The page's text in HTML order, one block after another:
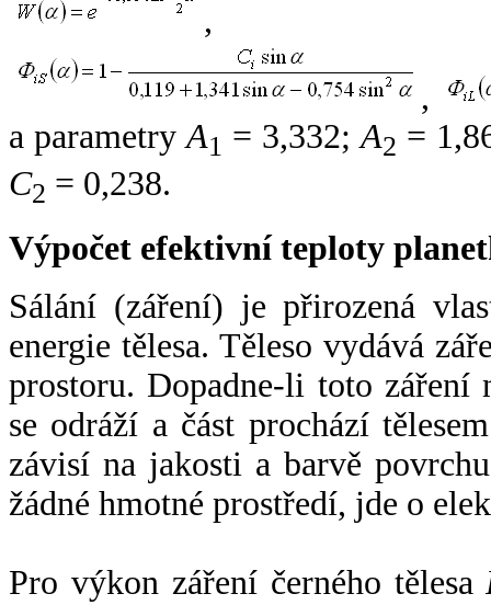
,
,
a parametryA1 = 3,332;A2 =
C2 = 0,238.
Výpočet efektivní teploty
Sálání (záření) je přirozená
energie tělesa. Těleso vydává
prostoru. Dopadne-li toto záření
se odráží a část prochází
závisí na jakosti a barvě
žádné hmotné prostředí, jde o
Pro výkon záření černého tělesa